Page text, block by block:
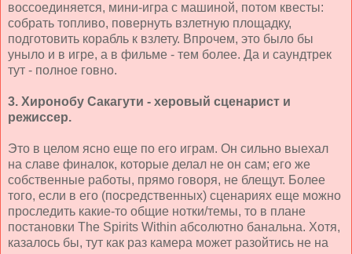
воссоединяется, мини-игра с машиной, потом квесты:
собрать топливо, повернуть взлетную площадку,
подготовить корабль к взлету. Впрочем, это было бы
уныло и в игре, а в фильме - тем более. Да и саундтрек
тут - полное говно.
3. Хиронобу Сакагути - херовый сценарист и
режиссер.
Это в целом ясно еще по его играм. Он сильно выехал
на славе финалок, которые делал не он сам; его же
собственные работы, прямо говоря, не блещут. Более
того, если в его (посредственных) сценариях еще можно
проследить какие-то общие нотки/темы, то в плане
постановки The Spirits Within абсолютно банальна. Хотя,
казалось бы, тут как раз камера может разойтись не на